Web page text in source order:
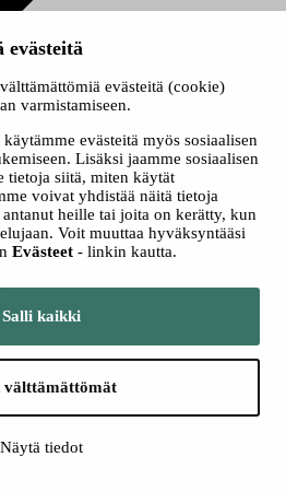
evästeitä
evästeitä (cookie)
varmistamiseen.
evästeitä myös sosiaalisen
Lisäksi jaamme sosiaalisen
tietoja siitä, miten käytät
voivat yhdistää näitä tietoja
heille tai joita on kerätty, kun
Voit muuttaa hyväksyntääsi
Evästeet - linkin kautta.
Salli kaikki
välttämättömät
Näytä tiedot